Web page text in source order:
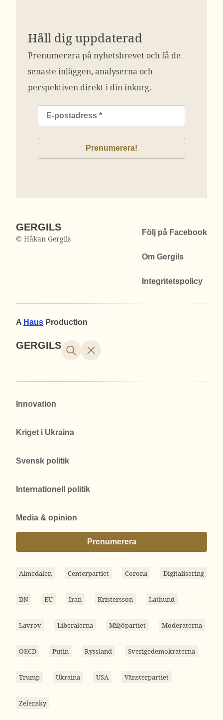
Håll dig uppdaterad
Prenumerera på nyhetsbrevet och få de
senaste inläggen, analyserna och
perspektiven direkt i din inkorg.
GERGILS
© Håkan Gergils
Följ på Facebook
Om Gergils
Integritetspolicy
A Haus Production
GERGILS
Innovation
Kriget i Ukraina
Svensk politik
Internationell politik
Media & opinion
Prenumerera
Almedalen Centerpartiet Corona Digitalisering
DN EU Iran Kristersson Lathund
Lavrov Liberalerna Miljöpartiet Moderaterna
OECD Putin Ryssland Sverigedemokraterna
Trump Ukraina USA Vänsterpartiet
Zelensky